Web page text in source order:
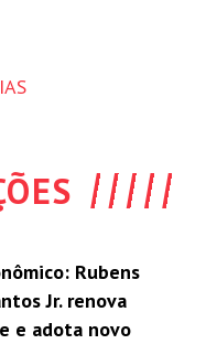
Rubens
Jr. renova
e adota novo